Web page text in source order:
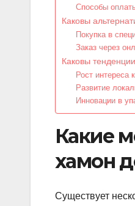
Способы
Каковы
Покупка в
Заказ через
Каковы
Рост интереса
Развитие
Инновации в
Какие
хамон
Существует